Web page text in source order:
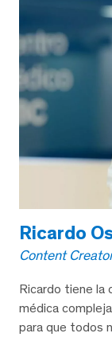
Ricardo
Content
Ricardo tiene la
médica
para que todos